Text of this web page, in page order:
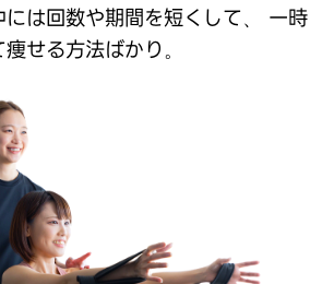
は回数や期間を短くして、
一時
せる方法ばかり。